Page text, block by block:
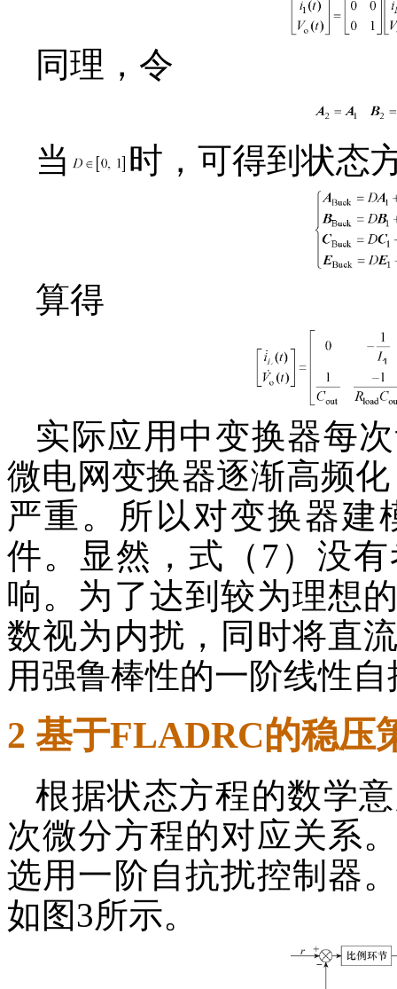
同理，令
当 时，可得到状态
算得
实际应用中变换器每
微电网变换器逐渐高频
严重。所以对变换器建
件。显然，式（7）没
响。为了达到较为理想
数视为内扰，同时将直
用强鲁棒性的一阶线性
2 基于FLADRC的稳压
根据状态方程的数学
次微分方程的对应关系
选用一阶自抗扰控制器
如图3所示。